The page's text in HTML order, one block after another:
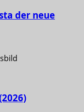
der neue